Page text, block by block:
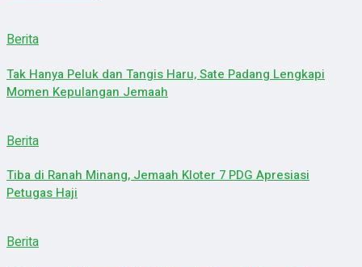
Berita
Tak Hanya Peluk dan Tangis Haru, Sate Padang Lengkapi
Momen Kepulangan Jemaah
Berita
Tiba di Ranah Minang, Jemaah Kloter 7 PDG Apresiasi
Petugas Haji
Berita